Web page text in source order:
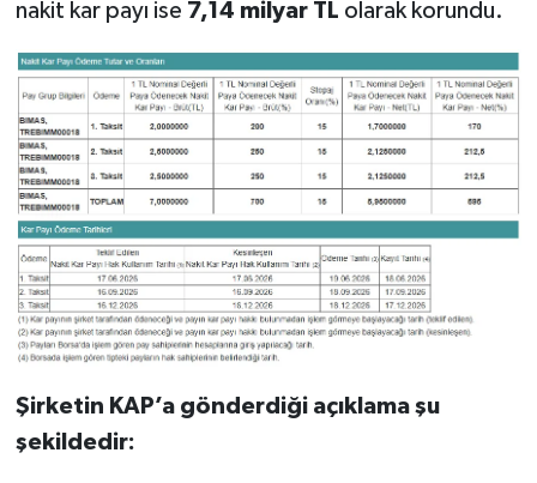
nakit kar payı ise 7,14 milyar TL olarak korundu.
Şirketin KAP’a gönderdiği açıklama şu
şekildedir: